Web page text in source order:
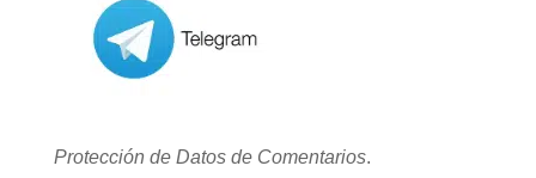
Protección de Datos de Comentarios.